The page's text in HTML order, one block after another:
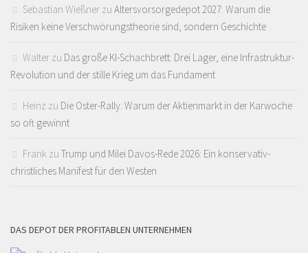
Sebastian Wießner zu Altersvorsorgedepot 2027: Warum die
Risiken keine Verschwörungstheorie sind, sondern Geschichte
Walter zu Das große KI-Schachbrett: Drei Lager, eine Infrastruktur-
Revolution und der stille Krieg um das Fundament
Heinz zu Die Oster-Rally: Warum der Aktienmarkt in der Karwoche
so oft gewinnt
Frank zu Trump und Milei Davos-Rede 2026: Ein konservativ-
christliches Manifest für den Westen
DAS DEPOT DER PROFITABLEN UNTERNEHMEN